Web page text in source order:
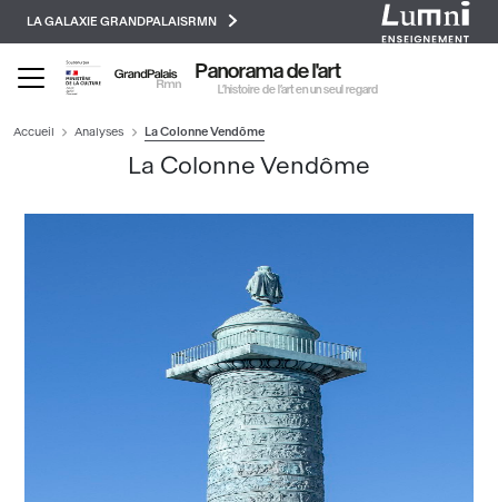
principal
LA GALAXIE GRANDPALAISRMN
Panorama de l'art
L’histoire de l’art en un seul regard
Accueil Analyses La Colonne Vendôme
La Colonne Vendôme